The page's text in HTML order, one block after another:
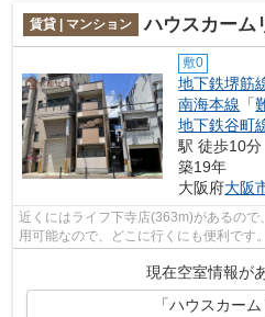
賃貸 | マンション ハウスカーム
敷0
地下鉄堺筋
南海本線 「
地下鉄谷町
駅 徒歩10分
築19年
大阪府大阪
近くにはライフ下寺店(363m)があるので
用可能なので、どこに行くにも便利です
現在空室情報が
「ハウスカー